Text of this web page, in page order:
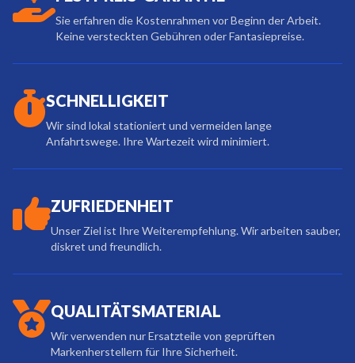
Sie erfahren die Kostenrahmen vor Beginn der Arbeit.
Keine versteckten Gebühren oder Fantasiepreise.
SCHNELLIGKEIT
Wir sind lokal stationiert und vermeiden lange
Anfahrtswege. Ihre Wartezeit wird minimiert.
ZUFRIEDENHEIT
Unser Ziel ist Ihre Weiterempfehlung. Wir arbeiten sauber,
diskret und freundlich.
QUALITÄTSMATERIAL
Wir verwenden nur Ersatzteile von geprüften
Markenherstellern für Ihre Sicherheit.